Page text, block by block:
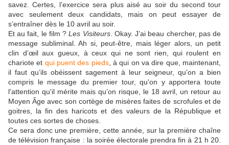
savez. Certes, l’exercice sera plus aisé au soir du second tour
avec seulement deux candidats, mais on peut essayer de
s’entraîner dès le 10 avril au soir.
Et au fait, le film ?Les Visiteurs. Okay. J’ai beau chercher, pas de
message subliminal. Ah si, peut-être, mais léger alors, un petit
clin d’œil aux gueux, à ceux qui ne sont rien, qui roulent en
chariote et qui puent des pieds, à qui on va dire que, maintenant,
il faut qu’ils obéissent sagement à leur seigneur, qu’on a bien
compris le message du premier tour, qu'on y apportera toute
l'attention qu'il mérite mais qu’on risque, le 18 avril, un retour au
Moyen Âge avec son cortège de misères faites de scrofules et de
goitres, la fin des haricots et des valeurs de la République et
toutes ces sortes de choses.
Ce sera donc une première, cette année, sur la première chaîne
de télévision française : la soirée électorale prendra fin à 21 h 20.